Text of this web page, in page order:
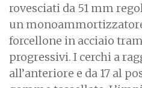
rovesciati da 51 mm
un
forcellone in acciaio
progressivi. I cerchi a
all’anteriore e da 17 al